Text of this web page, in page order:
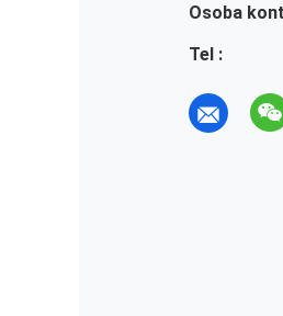
Osoba
Tel :